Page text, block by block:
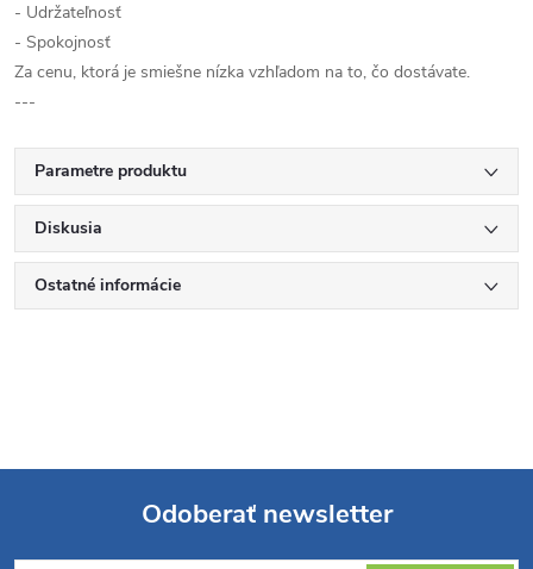
- Udržateľnosť
- Spokojnosť
Za cenu, ktorá je smiešne nízka vzhľadom na to, čo dostávate.
---
Parametre produktu
Diskusia
Ostatné informácie
Odoberať newsletter